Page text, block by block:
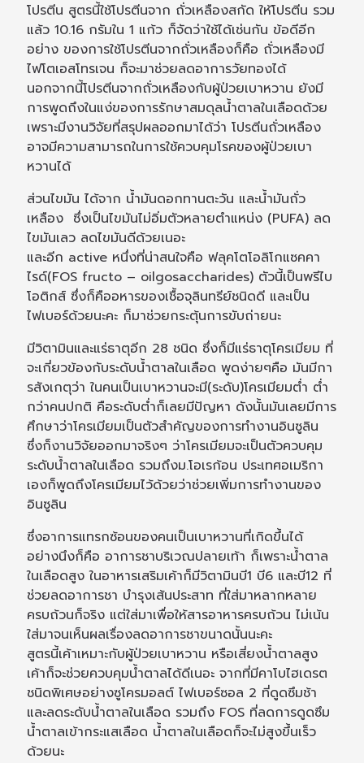
โปรตีน สูตรนี้ใช้โปรตีนจาก ถั่วเหลืองสกัด ให้โปรตีน รวม
แล้ว 10.16 กรัมใน 1 แก้ว ก็จัดว่าใช้ได้เช่นกัน ข้อดีอีก
อย่าง ของการใช้โปรตีนจากถั่วเหลืองก็คือ ถั่วเหลืองมี
ไฟโตเอสโทรเจน ก็จะมาช่วยลดอาการวัยทองได้
นอกจากนี้โปรตีนจากถั่วเหลืองกับผู้ป่วยเบาหวาน ยังมี
การพูดถึงในแง่ของการรักษาสมดุลน้ำตาลในเลือดด้วย
เพราะมีงานวิจัยที่สรุปผลออกมาได้ว่า โปรตีนถั่วเหลือง
อาจมีความสามารถในการใช้ควบคุมโรคของผู้ป่วยเบา
หวานได้
ส่วนไขมัน ได้จาก น้ำมันดอกทานตะวัน และน้ำมันถั่ว
เหลือง ซึ่งเป็นไขมันไม่อิ่มตัวหลายตำแหน่ง (PUFA) ลด
ไขมันเลว ลดไขมันดีด้วยเนอะ
และอีก active หนึ่งที่น่าสนใจคือ ฟลุคโตโอลิโกแซคคา
ไรด์(FOS fructo – oilgosaccharides) ตัวนี้เป็นพรีไบ
โอติกส์ ซึ่งก็คืออหารของเชื้อจุลินทรีย์ชนิดดี และเป็น
ไฟเบอร์ด้วยนะคะ ก็มาช่วยกระตุ้นการขับถ่ายนะ
มีวิตามินและแร่ธาตุอีก 28 ชนิด ซึ่งก็มีแร่ธาตุโครเมียม ที่
จะเกี่ยวข้องกับระดับน้ำตาลในเลือด พูดง่ายๆคือ มันมีกา
รสังเกตุว่า ในคนเป็นเบาหวานจะมี(ระดับ)โครเมียมต่ำ ต่ำ
กว่าคนปกติ คือระดับต่ำก็เลยมีปัญหา ดังนั้นมันเลยมีการ
ศึกษาว่าโครเมียมเป็นตัวสำคัญของการทำงานอินซูลิน
ซึ่งก็งานวิจัยออกมาจริงๆ ว่าโครเมียมจะเป็นตัวควบคุม
ระดับน้ำตาลในเลือด รวมถึงม.โอเรก้อน ประเทศอเมริกา
เองก็พูดถึงโครเมียมไว้ด้วยว่าช่วยเพิ่มการทำงานของ
อินซูลิน
ซึ่งอาการแทรกซ้อนของคนเป็นเบาหวานที่เกิดขึ้นได้
อย่างนึงก็คือ อาการชาบริเวณปลายเท้า ก็เพราะน้ำตาล
ในเลือดสูง ในอาหารเสริมเค้าก็มีวิตามินบี1 บี6 และบี12 ที่
ช่วยลดอาการชา บำรุงเส้นประสาท ที่ใส่มาหลากหลาย
ครบถ้วนก็จริง แต่ใส่มาเพื่อให้สารอาหารครบถ้วน ไม่เน้น
ใส่มาจนเห็นผลเรื่องลดอาการชาขนาดนั้นนะคะ
สูตรนี้เค้าเหมาะกับผู้ป่วยเบาหวาน หรือเสี่ยงน้ำตาลสูง
เค้าก็จะช่วยควบคุมน้ำตาลได้ดีเนอะ จากที่มีคาโบไฮเดรต
ชนิดพิเศษอย่างซูโครมอลต์ ไฟเบอร์ซอล 2 ที่ดูดซึมช้า
และลดระดับน้ำตาลในเลือด รวมถึง FOS ที่ลดการดูดซึม
น้ำตาลเข้ากระแสเลือด น้ำตาลในเลือดก็จะไม่สูงขึ้นเร็ว
ด้วยนะ